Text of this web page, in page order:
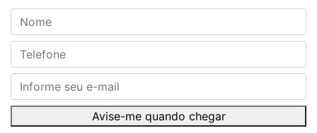
Avise-me quando chegar